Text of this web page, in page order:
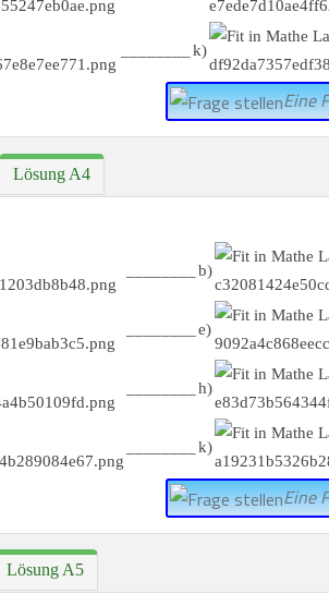
k)
Eine
Lösung A4
b)
e)
h)
k)
Eine
Lösung A5